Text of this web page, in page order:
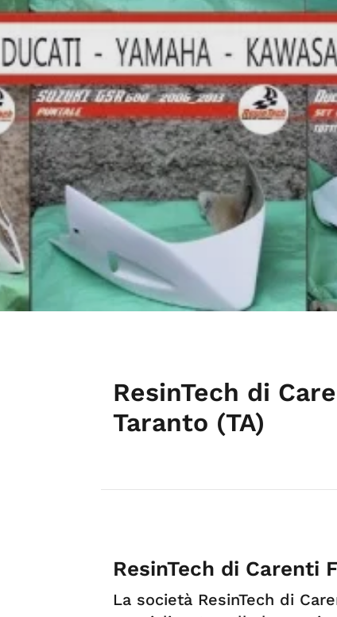
ResinTech di
Taranto (TA)
ResinTech di Carenti
La società ResinTech di